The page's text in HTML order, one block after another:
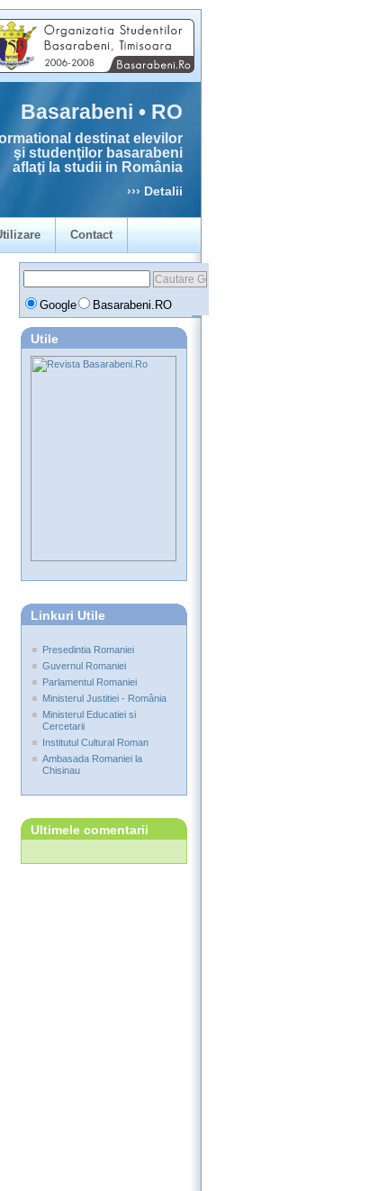
Basarabeni • RO
destinat elevilor
şi studenţilor basarabeni
aflaţi la studii in România
››› Detalii
Contact
Google Basarabeni.RO
Utile
Linkuri Utile
Presedintia Romaniei
Guvernul Romaniei
Parlamentul Romaniei
Ministerul Justitiei - România
Ministerul Educatiei si
Cercetarii
Institutul Cultural Roman
Ambasada Romaniei la
Chisinau
Ultimele comentarii